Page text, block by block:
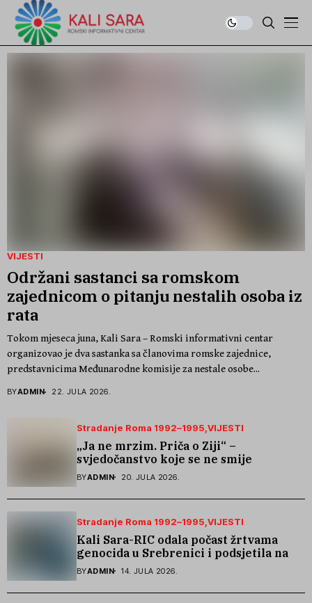
VIJESTI
Održani sastanci sa romskom
zajednicom o pitanju nestalih osoba iz
rata
Tokom mjeseca juna, Kali Sara – Romski informativni centar
organizovao je dva sastanka sa članovima romske zajednice,
predstavnicima Međunarodne komisije za nestale osobe...
BYADMIN 22. JULA 2026.
Stradanje Roma 1992–1995 VIJESTI
„Ja ne mrzim. Priča o Ziji“ –
svjedočanstvo koje se ne smije
zaboraviti
BYADMIN 20. JULA 2026.
Stradanje Roma 1992–1995 VIJESTI
Kali Sara-RIC odala počast žrtvama
genocida u Srebrenici i podsjetila na
stradanje Roma iz Skočića
BYADMIN 14. JULA 2026.